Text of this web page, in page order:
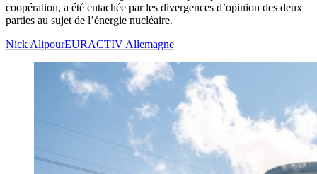
coopération, a été entachée par les divergences d’opinion des deux
parties au sujet de l’énergie nucléaire.
Nick AlipourEURACTIV Allemagne